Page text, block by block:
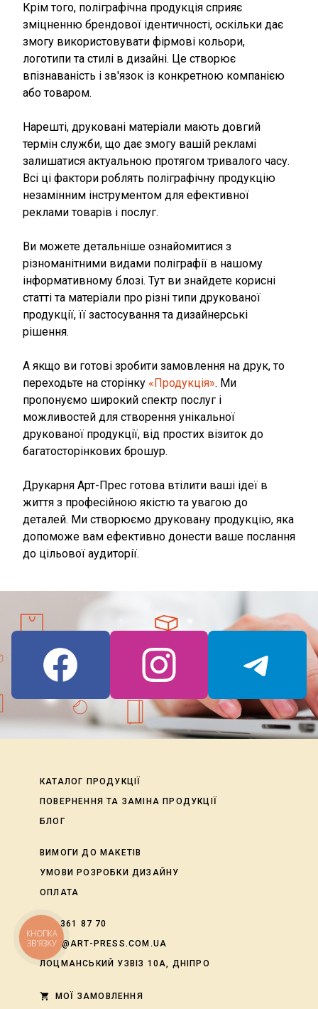
Крім того, поліграфічна продукція сприяє
зміцненню брендової ідентичності, оскільки дає
змогу використовувати фірмові кольори,
логотипи та стилі в дизайні. Це створює
впізнаваність і зв'язок із конкретною компанією
або товаром.
Нарешті, друковані матеріали мають довгий
термін служби, що дає змогу вашій рекламі
залишатися актуальною протягом тривалого часу.
Всі ці фактори роблять поліграфічну продукцію
незамінним інструментом для ефективної
реклами товарів і послуг.
Ви можете детальніше ознайомитися з
різноманітними видами поліграфії в нашому
інформативному блозі. Тут ви знайдете корисні
статті та матеріали про різні типи друкованої
продукції, її застосування та дизайнерські
рішення.
А якщо ви готові зробити замовлення на друк, то
переходьте на сторінку «Продукція». Ми
пропонуємо широкий спектр послуг і
можливостей для створення унікальної
друкованої продукції, від простих візиток до
багатосторінкових брошур.
Друкарня Арт-Прес готова втілити ваші ідеї в
життя з професійною якістю та увагою до
деталей. Ми створюємо друковану продукцію, яка
допоможе вам ефективно донести ваше послання
до цільової аудиторії.
КАТАЛОГ ПРОДУКЦІЇ
ПОВЕРНЕННЯ ТА ЗАМІНА ПРОДУКЦІЇ
БЛОГ
ВИМОГИ ДО МАКЕТІВ
УМОВИ РОЗРОБКИ ДИЗАЙНУ
ОПЛАТА
050 361 87 70
INFO@ART-PRESS.COM.UA
ЛОЦМАНСЬКИЙ УЗВІЗ 10А, ДНІПРО
shopping_cart МОЇ ЗАМОВЛЕННЯ
КНОПКА
ЗВ'ЯЗКУ